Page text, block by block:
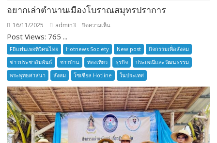
อยากเล่าตำนานเมืองโบราณสมุทรปราการ
16/11/2025 admin3 ปิดความเห็น
เล่า
ตำนาน
เมือง
โบราณ
สมุทรปราการ
Post Views: 765 ...
FBแฟนเพจทีวีคนไทย Hotnews Society New post
กิจกรรมเพื่อสังคม
ข่าวประชาสัมพันธ์
ชาวบ้าน ท่องเที่ยว ธุรกิจ
ประเพณีและวัฒนธรรม
พระพุทธศาสนา
สังคม โซเซียล Hotline ในประเทศ